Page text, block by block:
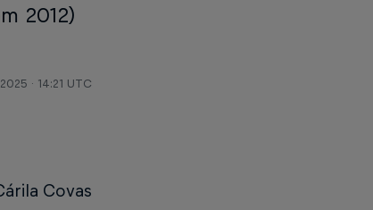
2012)
· 14:21 UTC
Covas